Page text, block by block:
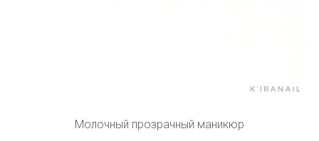
Молочный прозрачный маникюр